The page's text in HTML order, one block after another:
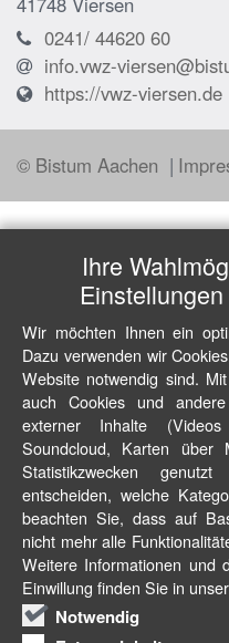
0241/ 44620 60
info.vwz-
https://vwz-viersen.de
© Bistum Aachen
Ihre
Wir möchten Ihnen ein
Dazu verwenden wir
Website notwendig sind.
auch Cookies und
externer Inhalte
Soundcloud, Karten über
Statistikzwecken
entscheiden, welche
beachten Sie, dass auf
nicht mehr alle
Weitere Informationen und
Einwillung finden Sie in
Notwendig